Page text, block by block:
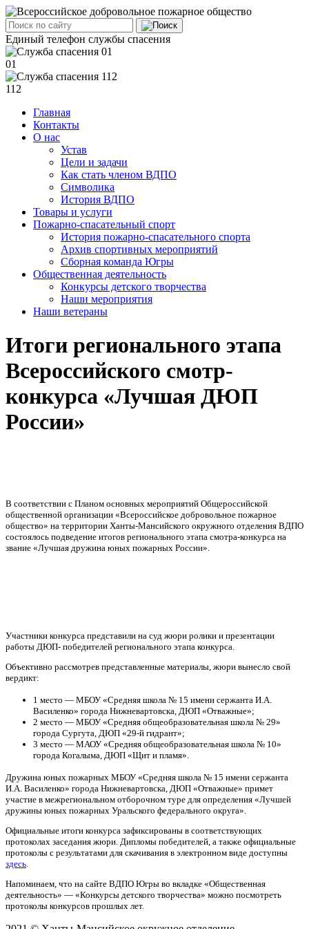
Единый телефон службы спасения
01
112
Главная
Контакты
О нас
Устав
Цели и задачи
Как стать членом ВДПО
Символика
История ВДПО
Товары и услуги
Пожарно-спасательный спорт
История пожарно-спасательного спорта
Архив спортивных мероприятий
Сборная команда Югры
Общественная деятельность
Конкурсы детского творчества
Наши мероприятия
Наши ветераны
Итоги регионального этапа
Всероссийского смотр-
конкурса «Лучшая ДЮП
России»
В соответствии с Планом основных мероприятий Общероссийской
общественной организации «Всероссийское добровольное пожарное
общество» на территории Ханты-Мансийского окружного отделения ВДПО
состоялось подведение итогов регионального этапа смотра-конкурса на
звание «Лучшая дружина юных пожарных России».
Участники конкурса представили на суд жюри ролики и презентации
работы ДЮП- победителей регионального этапа конкурса.
Объективно рассмотрев представленные материалы, жюри вынесло свой
вердикт:
1 место — МБОУ «Средняя школа № 15 имени сержанта И.А.
Василенко» города Нижневартовска, ДЮП «Отважные»;
2 место — МБОУ «Средняя общеобразовательная школа № 29»
города Сургута, ДЮП «29-й гидрант»;
3 место — МАОУ «Средняя общеобразовательная школа № 10»
города Когалыма, ДЮП «Щит и пламя».
Дружина юных пожарных МБОУ «Средняя школа № 15 имени сержанта
И.А. Василенко» города Нижневартовска, ДЮП «Отважные» примет
участие в межрегиональном отборочном туре для определения «Лучшей
дружины юных пожарных Уральского федерального округа».
Официальные итоги конкурса зафиксированы в соответствующих
протоколах заседания жюри. Дипломы победителей, а также официальные
протоколы с результатами для скачивания в электронном виде доступны
здесь
Напоминаем, что на сайте ВДПО Югры во вкладке «Общественная
деятельность» — «Конкурсы детского творчества» можно посмотреть
протоколы конкурсов прошлых лет.